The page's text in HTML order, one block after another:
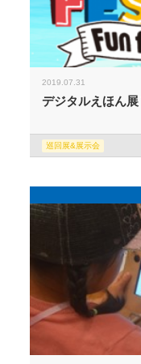
2019.07.31
デジタルえほん
巡回展&展示会